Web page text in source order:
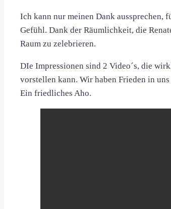
Ich kann nur meinen Dank aussprechen,
Gefühl. Dank der Räumlichkeit, die
Raum zu zelebrieren.
DIe Impressionen sind 2 Video´s, die
vorstellen kann. Wir haben Frieden in
Ein friedliches Aho.